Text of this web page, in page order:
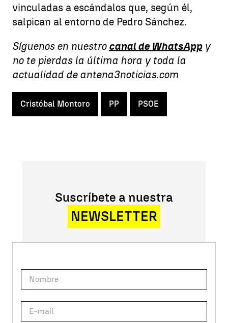
vinculadas a escándalos que, según él,
salpican al entorno de Pedro Sánchez.
Síguenos en nuestro canal de WhatsAppy
no te pierdas la última hora y toda la
actualidad de antena3noticias.com
Cristóbal Montoro PP PSOE
Suscríbete a nuestra
NEWSLETTER